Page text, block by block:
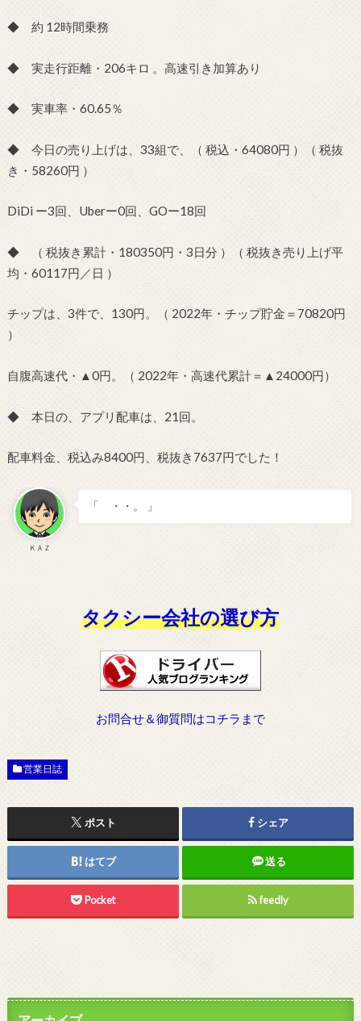
◆ 約 12時間乗務
◆ 実走行距離・206キロ 。高速引き加算あり
◆ 実車率・60.65％
◆ 今日の売り上げは、33組で、（ 税込・64080円 ）（ 税抜
き・58260円 ）
DiDi ー3回、Uberー0回、GOー18回
◆ （ 税抜き累計・180350円・3日分 ）（ 税抜き売り上げ平
均・60117円／日 ）
チップは、3件で、130円。（ 2022年・チップ貯金＝70820円
）
自腹高速代・▲0円。（ 2022年・高速代累計＝▲24000円）
◆ 本日の、アプリ配車は、21回。
配車料金、税込み8400円、税抜き7637円でした！
ＫＡＺ
「 ・・。 」
タクシー会社の選び方
お問合せ＆御質問はコチラまで
営業日誌
ポスト シェア
はてブ 送る
Pocket feedly